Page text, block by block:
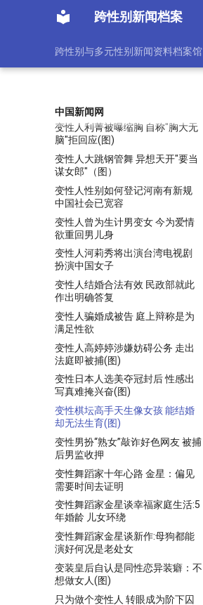
跨性别新闻档案
跨性别与多元性别新闻资料档案馆
中国新闻网
单独关押(图)
天起可登记结婚
险公司称有风险
变性人利菁被曝缩胸 自称"胸大无
脑"拒回应(图)
变性人大跳钢管舞 异想天开"要当
谋女郎"（图）
变性人性别如何登记河南有新规
中国社会已宽容
变性人曾为生计男变女 今为爱情
欲重回男儿身
变性人河莉秀将出演台湾电视剧
扮演中国女子
变性人结婚合法有效 民政部就此
作出明确答复
变性人骗婚成被告 庭上辩称是为
满足性欲
变性人高婷婷涉嫌妨碍公务 走出
法庭即被捕(图)
变性日本人选美夺冠封后 性感出
写真难掩兴奋(图)
变性棋坛高手天生像女孩 能结婚
却无法生育(图)
变性男扮“熟女”敲诈好色网友 被捕
后男监收押
变性舞蹈家十年心路 金星：偏见
需要时间去证明
变性舞蹈家金星谈幸福家庭生活:5
年婚龄 儿女环绕
变性舞蹈家金星谈新作:母狗都能
演好何况是老处女
变装皇后自认是同性恋异装癖：不
想做女人(图)
只为做个变性人 转眼成为阶下囚